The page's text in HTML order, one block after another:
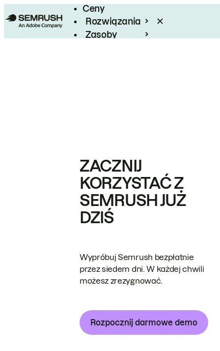
Ceny
Rozwiązania
Zasoby
ZACZNIJ
KORZYSTAĆ Z
SEMRUSH JUŻ
DZIŚ
Wypróbuj Semrush bezpłatnie
przez siedem dni. W każdej chwili
możesz zrezygnować.
Rozpocznij darmowe demo